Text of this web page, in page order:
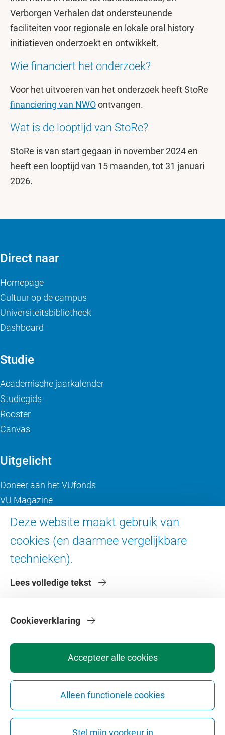
Verborgen Verhalen dat ondersteunende
faciliteiten voor regionale en lokale oral history
initiatieven onderzoekt en ontwikkelt.
Wie financiert het onderzoek?
Voor het uitvoeren van het onderzoek heeft StoRe
financiering van NWOontvangen.
Wat is de looptijd van StoRe?
StoRe is van start gegaan in november 2024 en
heeft een looptijd van 15 maanden, tot 31 januari
2026.
Deze website maakt gebruik van
cookies (en daarmee vergelijkbare
technieken).
Lees volledige tekst
Accepteer alle cookies
Alleen functionele cookies
Stel mijn voorkeur in
Cookieverklaring
Direct naar
Homepage
Cultuur op de campus
Universiteitsbibliotheek
Dashboard
Studie
Academische jaarkalender
Studiegids
Rooster
Canvas
Uitgelicht
Doneer aan het VUfonds
VU Magazine
Over de VU
Contact en route
Faculteiten
PrivacyDisclaimerVeiligheidWebcolofonCookie instellingen